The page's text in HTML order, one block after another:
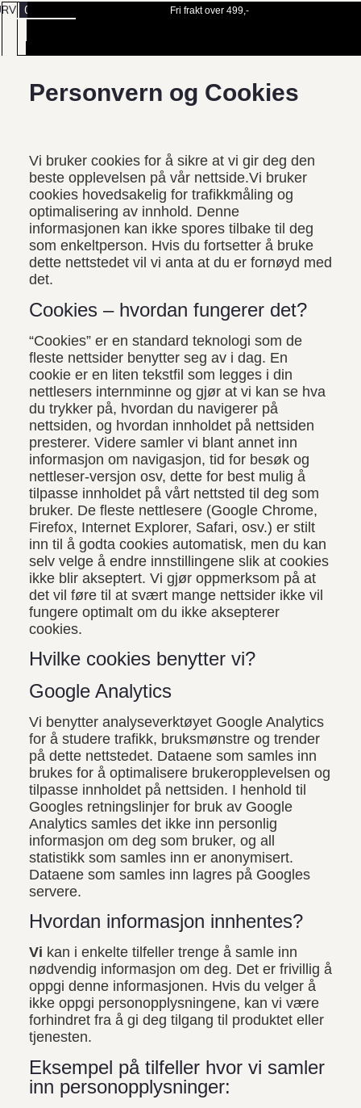
MENY
0
BESTILL
Fri frakt over 499,-
Personvern og Cookies
Vi bruker cookies for å sikre at vi gir deg den
beste opplevelsen på vår nettside.Vi bruker
cookies hovedsakelig for trafikkmåling og
optimalisering av innhold. Denne
informasjonen kan ikke spores tilbake til deg
som enkeltperson. Hvis du fortsetter å bruke
dette nettstedet vil vi anta at du er fornøyd med
det.
Cookies – hvordan fungerer det?
“Cookies” er en standard teknologi som de
fleste nettsider benytter seg av i dag. En
cookie er en liten tekstfil som legges i din
nettlesers internminne og gjør at vi kan se hva
du trykker på, hvordan du navigerer på
nettsiden, og hvordan innholdet på nettsiden
presterer. Videre samler vi blant annet inn
informasjon om navigasjon, tid for besøk og
nettleser-versjon osv, dette for best mulig å
tilpasse innholdet på vårt nettsted til deg som
bruker. De fleste nettlesere (Google Chrome,
Firefox, Internet Explorer, Safari, osv.) er stilt
inn til å godta cookies automatisk, men du kan
selv velge å endre innstillingene slik at cookies
ikke blir akseptert. Vi gjør oppmerksom på at
det vil føre til at svært mange nettsider ikke vil
fungere optimalt om du ikke aksepterer
cookies.
Hvilke cookies benytter vi?
Google Analytics
Vi benytter analyseverktøyet Google Analytics
for å studere trafikk, bruksmønstre og trender
på dette nettstedet. Dataene som samles inn
brukes for å optimalisere brukeropplevelsen og
tilpasse innholdet på nettsiden. I henhold til
Googles retningslinjer for bruk av Google
Analytics samles det ikke inn personlig
informasjon om deg som bruker, og all
statistikk som samles inn er anonymisert.
Dataene som samles inn lagres på Googles
servere.
Hvordan informasjon innhentes?
Vi kan i enkelte tilfeller trenge å samle inn
nødvendig informasjon om deg. Det er frivillig å
oppgi denne informasjonen. Hvis du velger å
ikke oppgi personopplysningene, kan vi være
forhindret fra å gi deg tilgang til produktet eller
tjenesten.
Eksempel på tilfeller hvor vi samler
inn personopplysninger: